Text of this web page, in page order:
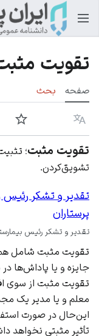
تقویت
صفحه بحث
زبان
تقویت مثبت؛
تشویق‌کردن.
تقدير و تشكر رئيس
پرستاران
تقدير و تشكر رئيس بيمارستان
تقویت مثبت شامل
جایزه و یا پاداش‌ها
تقویت مثبت از سوی
معلم و یا مدیر یک
این‌حال در صورت
تأثیر مثبتی نخواهد